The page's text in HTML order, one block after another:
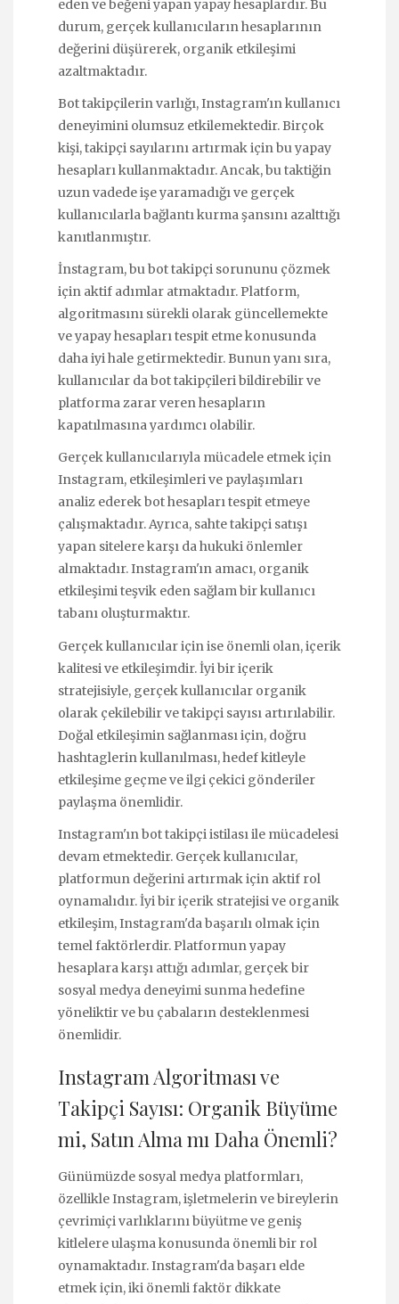
eden ve beğeni yapan yapay hesaplardır. Bu
durum, gerçek kullanıcıların hesaplarının
değerini düşürerek, organik etkileşimi
azaltmaktadır.
Bot takipçilerin varlığı, Instagram'ın kullanıcı
deneyimini olumsuz etkilemektedir. Birçok
kişi, takipçi sayılarını artırmak için bu yapay
hesapları kullanmaktadır. Ancak, bu taktiğin
uzun vadede işe yaramadığı ve gerçek
kullanıcılarla bağlantı kurma şansını azalttığı
kanıtlanmıştır.
İnstagram, bu bot takipçi sorununu çözmek
için aktif adımlar atmaktadır. Platform,
algoritmasını sürekli olarak güncellemekte
ve yapay hesapları tespit etme konusunda
daha iyi hale getirmektedir. Bunun yanı sıra,
kullanıcılar da bot takipçileri bildirebilir ve
platforma zarar veren hesapların
kapatılmasına yardımcı olabilir.
Gerçek kullanıcılarıyla mücadele etmek için
Instagram, etkileşimleri ve paylaşımları
analiz ederek bot hesapları tespit etmeye
çalışmaktadır. Ayrıca, sahte takipçi satışı
yapan sitelere karşı da hukuki önlemler
almaktadır. Instagram'ın amacı, organik
etkileşimi teşvik eden sağlam bir kullanıcı
tabanı oluşturmaktır.
Gerçek kullanıcılar için ise önemli olan, içerik
kalitesi ve etkileşimdir. İyi bir içerik
stratejisiyle, gerçek kullanıcılar organik
olarak çekilebilir ve takipçi sayısı artırılabilir.
Doğal etkileşimin sağlanması için, doğru
hashtaglerin kullanılması, hedef kitleyle
etkileşime geçme ve ilgi çekici gönderiler
paylaşma önemlidir.
Instagram'ın bot takipçi istilası ile mücadelesi
devam etmektedir. Gerçek kullanıcılar,
platformun değerini artırmak için aktif rol
oynamalıdır. İyi bir içerik stratejisi ve organik
etkileşim, Instagram'da başarılı olmak için
temel faktörlerdir. Platformun yapay
hesaplara karşı attığı adımlar, gerçek bir
sosyal medya deneyimi sunma hedefine
yöneliktir ve bu çabaların desteklenmesi
önemlidir.
Instagram Algoritması ve
Takipçi Sayısı: Organik Büyüme
mi, Satın Alma mı Daha Önemli?
Günümüzde sosyal medya platformları,
özellikle Instagram, işletmelerin ve bireylerin
çevrimiçi varlıklarını büyütme ve geniş
kitlelere ulaşma konusunda önemli bir rol
oynamaktadır. Instagram'da başarı elde
etmek için, iki önemli faktör dikkate